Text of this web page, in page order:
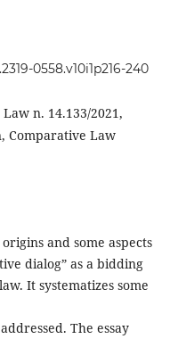
0558.v10i1p216-240
n. 14.133/2021,
Comparative Law
and some aspects
dialog” as a bidding
It systematizes some
The essay